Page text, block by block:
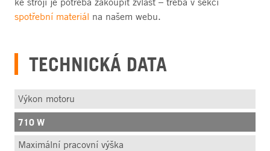
spotřební materiál na našem webu.
TECHNICKÁ DATA
Výkon motoru
710 W
Maximální pracovní výška